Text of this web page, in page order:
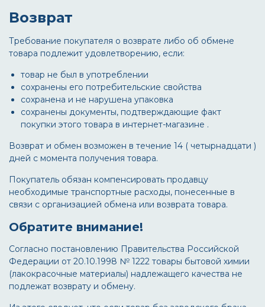
Возврат
Требование покупателя о возврате либо об обмене
товара подлежит удовлетворению, если:
товар не был в употреблении
сохранены его потребительские свойства
сохранена и не нарушена упаковка
сохранены документы, подтверждающие факт
покупки этого товара в интернет-магазине .
Возврат и обмен возможен в течение 14 ( четырнадцати )
дней с момента получения товара.
Покупатель обязан компенсировать продавцу
необходимые транспортные расходы, понесенные в
связи с организацией обмена или возврата товара.
Обратите внимание!
Согласно постановлению Правительства Российской
Федерации от 20.10.1998 № 1222 товары бытовой химии
(лакокрасочные материалы) надлежащего качества не
подлежат возврату и обмену.